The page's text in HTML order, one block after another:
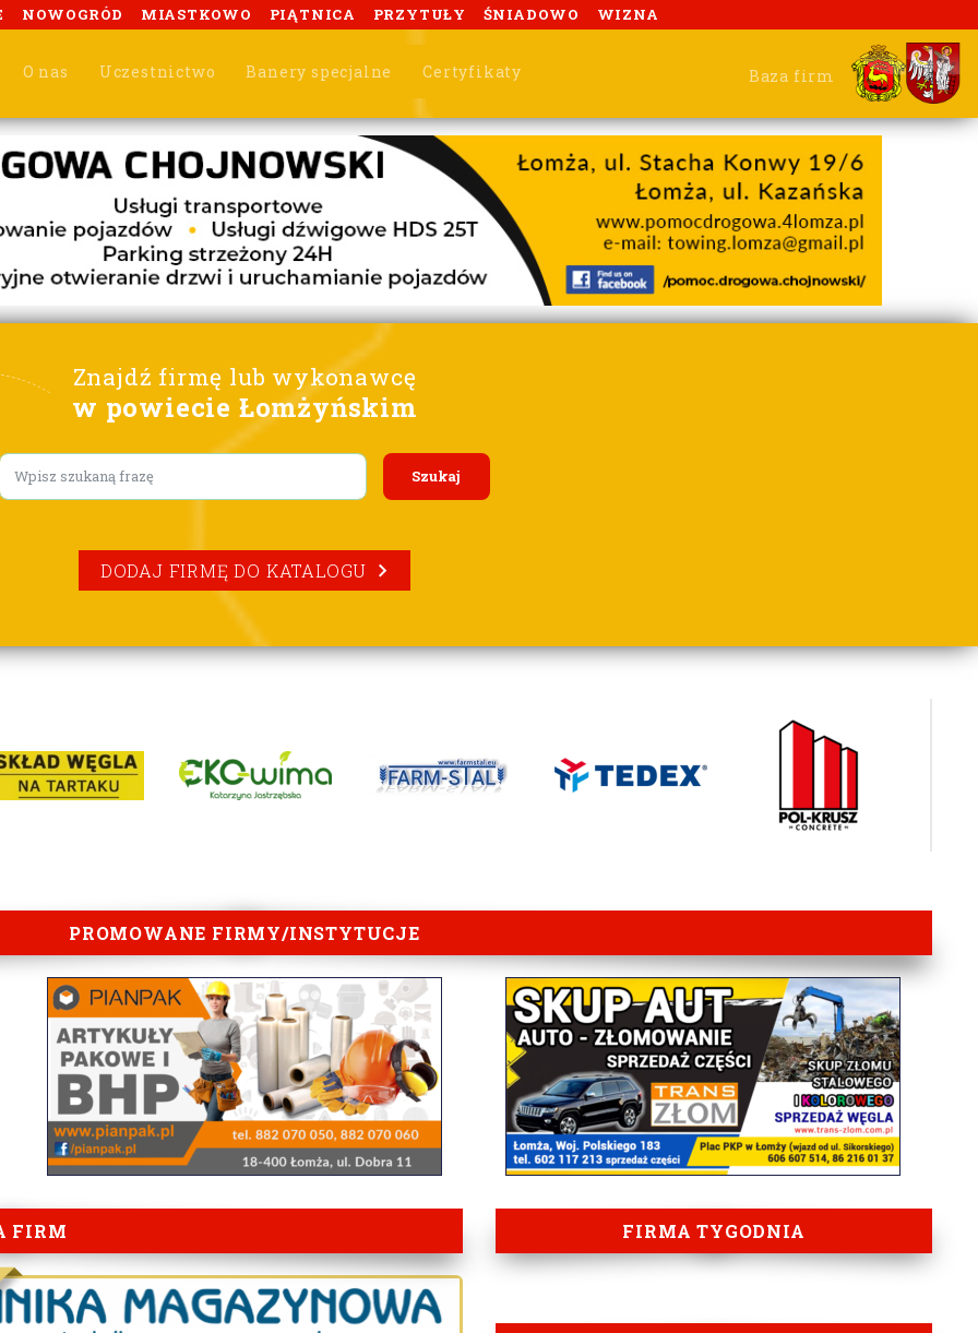
NOWOGRÓD MIASTKOWO PIĄTNICA PRZYTUŁY ŚNIADOWO WIZNA
O nas Uczestnictwo Banery specjalne Certyfikaty Baza firm
Znajdź firmę lub wykonawcę
w powiecie Łomżyńskim
Lorem ipsum
DODAJ FIRMĘ DO KATALOGU
PROMOWANE FIRMY/INSTYTUCJE
FIRM FIRMA TYGODNIA